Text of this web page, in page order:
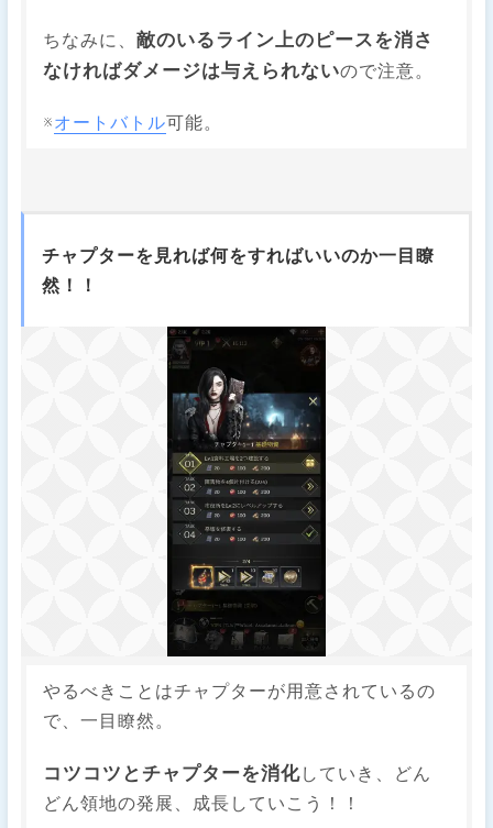
ちなみに、敵のいるライン上のピースを消さ
なければダメージは与えられないので注意。
※オートバトル可能。
チャプターを見れば何をすればいいのか一目瞭
然！！
やるべきことはチャプターが用意されているの
で、一目瞭然。
コツコツとチャプターを消化していき、どん
どん領地の発展、成長していこう！！